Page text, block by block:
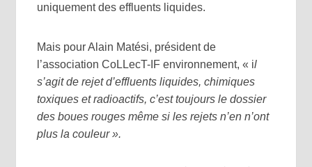
uniquement des effluents liquides.
Mais pour Alain Matési, président de
l’association CoLLecT-IF environnement, « il
s’agit de rejet d’effluents liquides, chimiques
toxiques et radioactifs, c’est toujours le dossier
des boues rouges même si les rejets n’en n’ont
plus la couleur ».